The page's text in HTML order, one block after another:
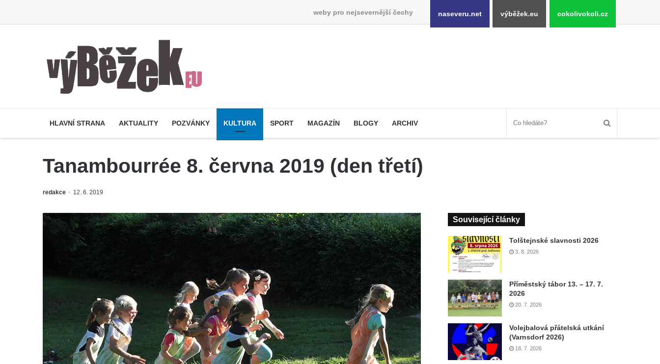
weby pro nejsevernější čechy naseveru.net výběžek.eu cokolivokoli.cz
HLAVNÍ STRANA AKTUALITY POZVÁNKY KULTURA SPORT MAGAZÍN BLOGY ARCHIV
Tanambourrée 8. června 2019 (den třetí)
redakce 12. 6. 2019
Související články
Tolštejnské slavnosti 2026
3. 8. 2026
Příměstský tábor 13. – 17. 7.
2026
20. 7. 2026
Volejbalová přátelská utkání
(Varnsdorf 2026)
18. 7. 2026